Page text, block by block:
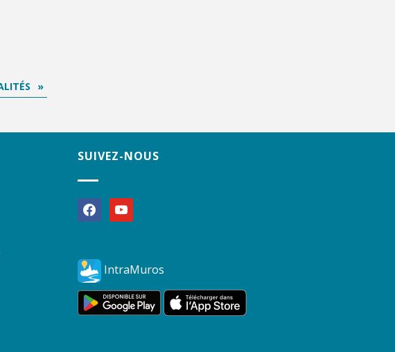
SUIVEZ-NOUS
facebookyoutube
IntraMuros